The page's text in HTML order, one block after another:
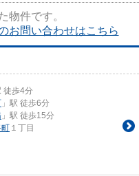
物件です。
お問い合わせはこちら
徒歩4分
」駅 徒歩6分
」駅 徒歩15分
１丁目